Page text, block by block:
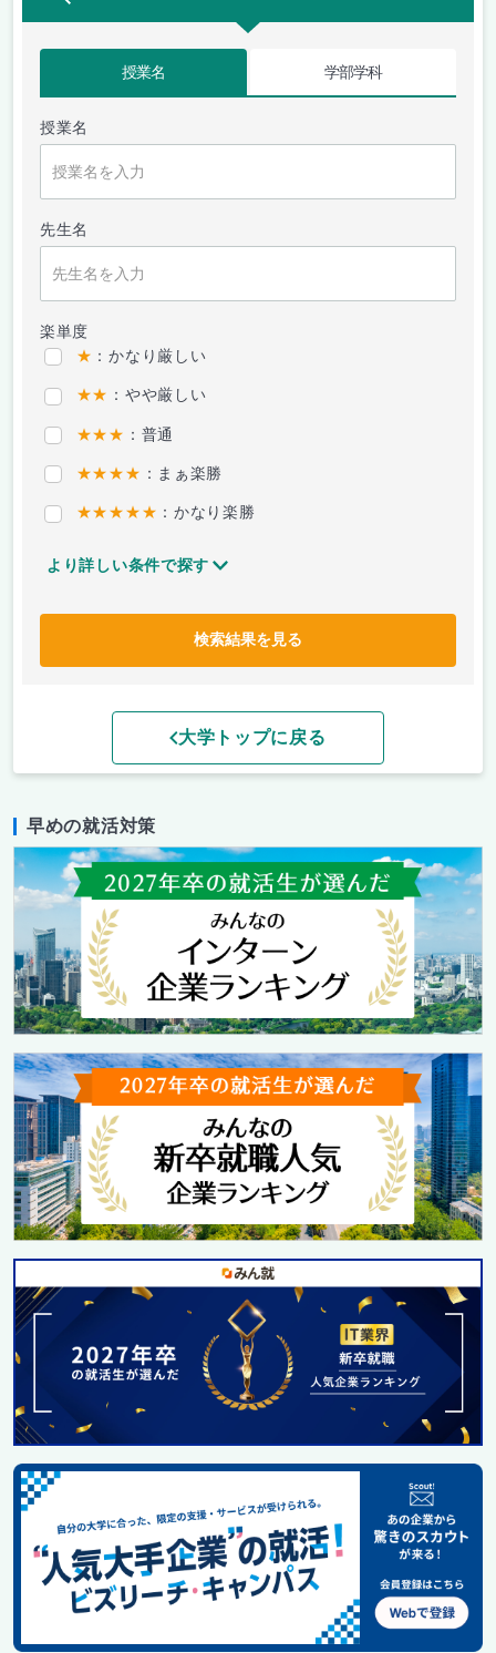
授業名 学部学科
授業名
先生名
楽単度
★ ：かなり厳しい
★★ ：やや厳しい
★★★ ：普通
★★★★ ：まぁ楽勝
★★★★★ ：かなり楽勝
より詳しい条件で探す
検索結果を見る
大学トップに戻る
早めの就活対策